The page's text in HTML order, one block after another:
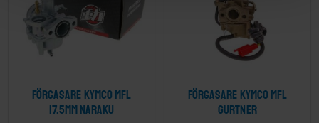
Förgasare Kymco mfl
17.5mm Naraku
Förgasare Kymco mfl
Gurtner